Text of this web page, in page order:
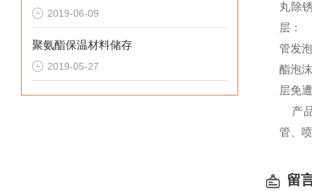
2019-06-09
聚氨酯保温材料储存
2019-05-27
丸除
层：
管发
酯泡
层免
产
管、
留